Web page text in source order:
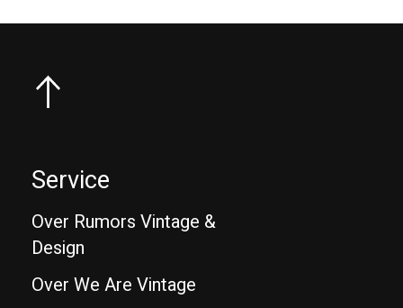
Service
Over Rumors Vintage &
Design
Over We Are Vintage